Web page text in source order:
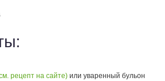
рецепт на сайте) или уваренный бульон